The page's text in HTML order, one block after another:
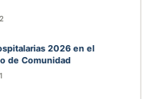
2026 en el
de Comunidad